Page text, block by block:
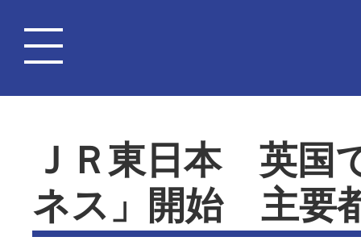
ＪＲ東日本 英国
ネス」開始 主要